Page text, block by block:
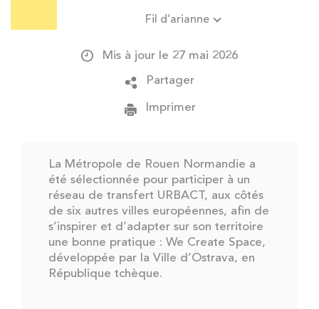
Fil d’arianne
Mis à jour le 27 mai 2026
Partager
Imprimer
La Métropole de Rouen Normandie a
été sélectionnée pour participer à un
réseau de transfert URBACT, aux côtés
de six autres villes européennes, afin de
s’inspirer et d’adapter sur son territoire
une bonne pratique : We Create Space,
développée par la Ville d’Ostrava, en
République tchèque.